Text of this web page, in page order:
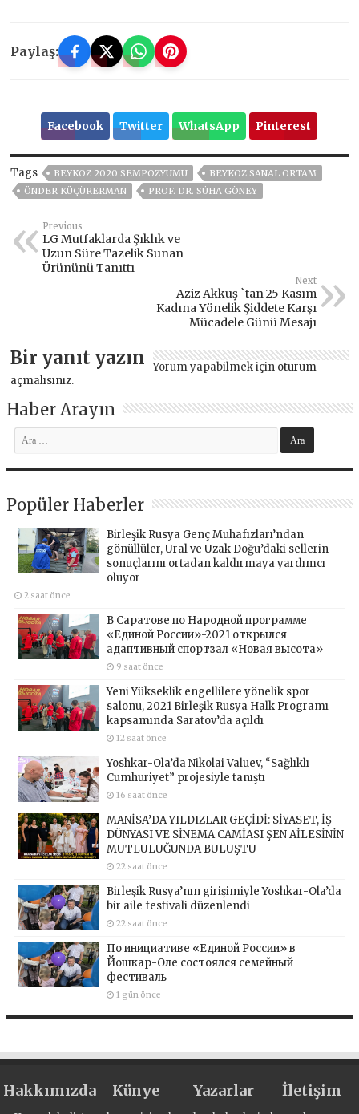
Paylaş:
Facebook Twitter WhatsApp Pinterest
Tags BEYKOZ 2020 SEMPOZYUMU
BEYKOZ SANAL ORTAM
ÖNDER KÜÇÜRERMAN
PROF. DR. SÜHA GÖNEY
Previous
LG Mutfaklarda Şıklık ve
Uzun Süre Tazelik Sunan
Ürününü Tanıttı
Next
Aziz Akkuş `tan 25 Kasım
Kadına Yönelik Şiddete Karşı
Mücadele Günü Mesajı
Bir yanıt yazın Yorum yapabilmek için oturum
açmalısınız.
Haber Arayın
Popüler Haberler
Birleşik Rusya Genç Muhafızları’ndan
gönüllüler, Ural ve Uzak Doğu’daki sellerin
sonuçlarını ortadan kaldırmaya yardımcı
oluyor
2 saat önce
В Саратове по Народной программе
«Единой России»-2021 открылся
адаптивный спортзал «Новая высота»
9 saat önce
Yeni Yükseklik engellilere yönelik spor
salonu, 2021 Birleşik Rusya Halk Programı
kapsamında Saratov’da açıldı
12 saat önce
Yoshkar-Ola’da Nikolai Valuev, “Sağlıklı
Cumhuriyet” projesiyle tanıştı
16 saat önce
MANİSA’DA YILDIZLAR GEÇİDİ: SİYASET, İŞ
DÜNYASI VE SİNEMA CAMİASI ŞEN AİLESİNİN
MUTLULUĞUNDA BULUŞTU
22 saat önce
Birleşik Rusya’nın girişimiyle Yoshkar-Ola’da
bir aile festivali düzenlendi
22 saat önce
По инициативе «Единой России» в
Йошкар-Оле состоялся семейный
фестиваль
1 gün önce
Hakkımızda Künye Yazarlar İletişim